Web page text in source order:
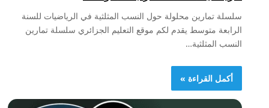
سلسلة تمارين محلولة حول النسب المثلثية في الرياضيات للسنة
الرابعة متوسط يقدم لكم موقع التعليم الجزائري سلسلة تمارين
النسب المثلثية…
أكمل القراءة »